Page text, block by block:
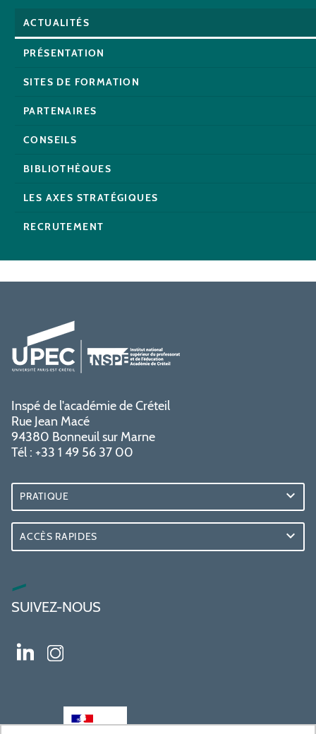
ACTUALITÉS
PRÉSENTATION
SITES DE FORMATION
PARTENAIRES
CONSEILS
BIBLIOTHÈQUES
LES AXES STRATÉGIQUES
RECRUTEMENT
Inspé de l'académie de Créteil
Rue Jean Macé
94380 Bonneuil sur Marne
Tél : +33 1 49 56 37 00
PRATIQUE
ACCÈS RAPIDES
SUIVEZ-NOUS